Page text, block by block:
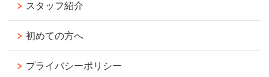
スタッフ紹介
初めての方へ
プライバシーポリシー